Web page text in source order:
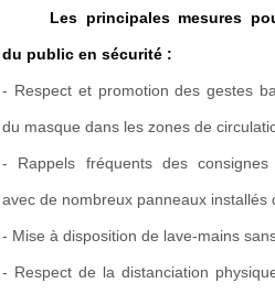
Les principales mesures
du public en sécurité :
- Respect et promotion desgestes
du masque dans les zones de
- Rappels fréquents des
avec de nombreux panneaux installés
- Mise à disposition de lave-mains
- Respect de la distanciation